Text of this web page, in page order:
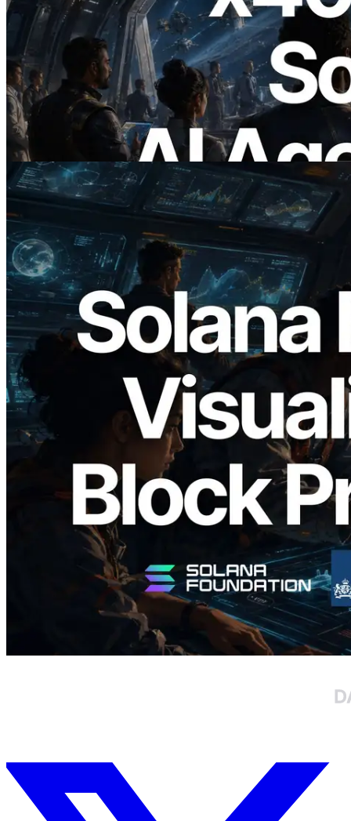
2026.07.04
ERPC เปิดตัว Solana RPC ที่รองรับ x402
— ยุคที่ AI Agent จ่ายเงินให้ API ที่ต้องใช้
แบบ On Demand
อ่านบทความนี้
2026.05.24
Validators Solutions เปิดตัว Solana Block
Analyzer — แสดงเวลาการผลิตบล็อก
ระดับ slot และบาลิเดเตอร์ที่รับผิดชอบ